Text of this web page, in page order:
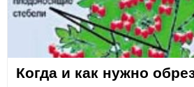
Когда и как нужно